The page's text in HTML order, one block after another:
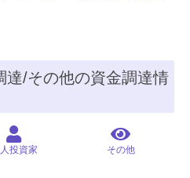
達/その他の資金調達情
投資家 その他